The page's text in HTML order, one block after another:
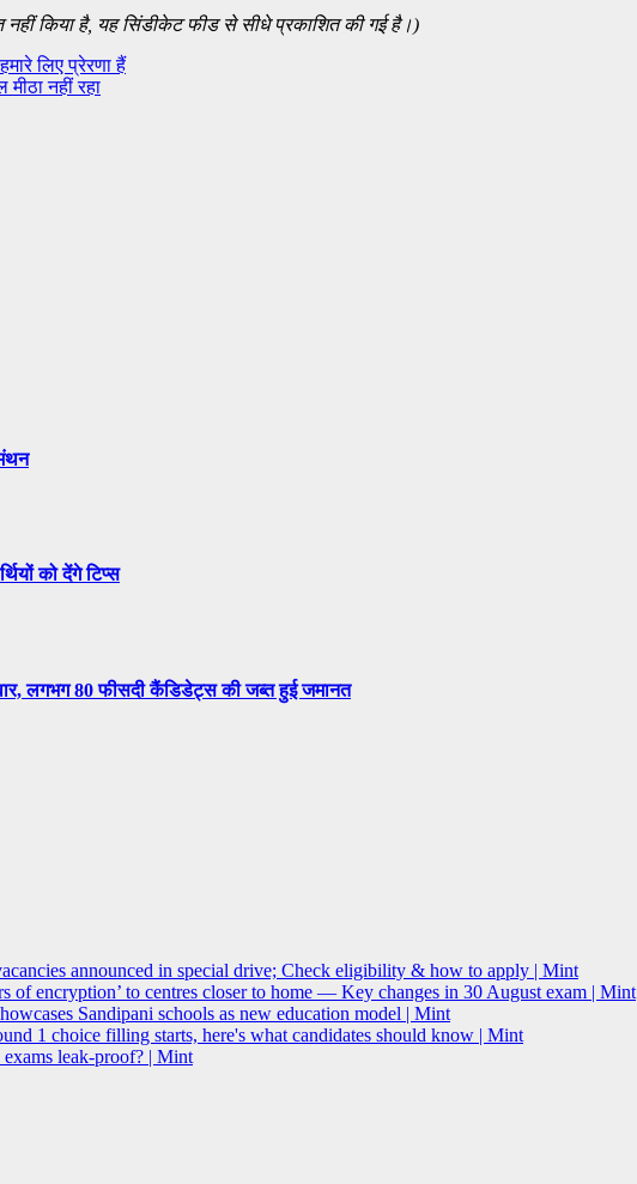
नहीं किया है, यह सिंडीकेट फीड से सीधे प्रकाशित की गई है।)
लिए प्रेरणा हैं
नहीं रहा
को देंगे टिप्स
लगभग 80 फीसदी कैंडिडेट्स की जब्त हुई जमानत
announced in special drive; Check eligibility & how to apply | Mint
of encryption’ to centres closer to home — Key changes in 30 August exam | Mint
Sandipani schools as new education model | Mint
1 choice filling starts, here's what candidates should know | Mint
leak-proof? | Mint